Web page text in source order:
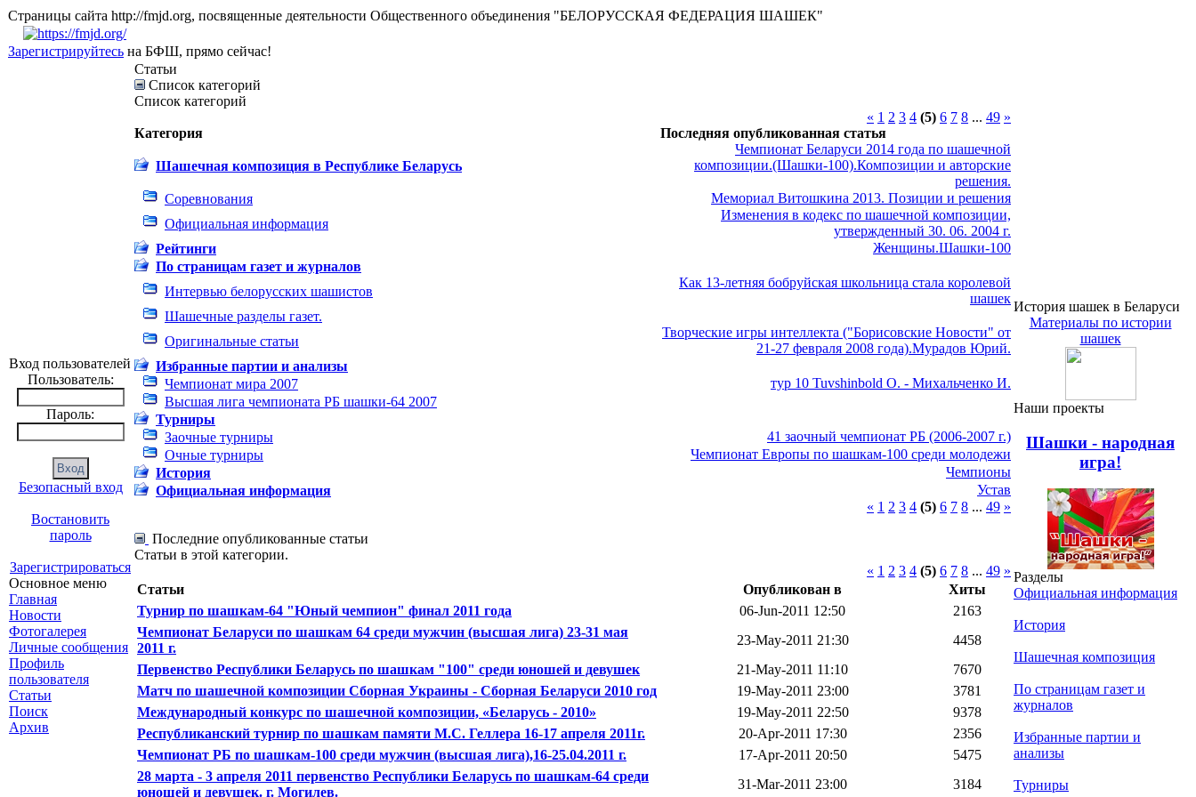
Страницы сайта http://fmjd.org, посвященные деятельности Общественного объединения "БЕЛОРУССКАЯ ФЕДЕРАЦИЯ ШАШЕК"
Зарегистрируйтесь на БФШ, прямо сейчас!
Вход пользователей
Пользователь:
Пароль:
Безопасный вход
Востановить
пароль
Зарегистрироваться
Основное меню
Главная
Новости
Фотогалерея
Личные сообщения
Профиль
пользователя
Статьи
Поиск
Архив
Статьи
Список категорий
Список категорий
« 1 2 3 4 (5) 6 7 8 ... 49 »
Категория
Последняя опубликованная статья
Шашечная композиция в Республике Беларусь
Чемпионат Беларуси 2014 года по шашечной
композиции.(Шашки-100).Композиции и авторские
решения.
Соревнования
Мемориал Витошкина 2013. Позиции и решения
Официальная информация
Изменения в кодекс по шашечной композиции,
утвержденный 30. 06. 2004 г.
Рейтинги
Женщины.Шашки-100
По страницам газет и журналов
Интервью белорусских шашистов
Как 13-летняя бобруйская школьница стала королевой
шашек
Шашечные разделы газет.
Оригинальные статьи
Творческие игры интеллекта ("Борисовские Новости" от
21-27 февраля 2008 года).Мурадов Юрий.
Избранные партии и анализы
Чемпионат мира 2007
тур 10 Tuvshinbold O. - Михальченко И.
Высшая лига чемпионата РБ шашки-64 2007
Турниры
Заочные турниры
41 заочный чемпионат РБ (2006-2007 г.)
Очные турниры
Чемпионат Европы по шашкам-100 среди молодежи
История
Чемпионы
Официальная информация
Устав
« 1 2 3 4 (5) 6 7 8 ... 49 »
Последние опубликованные статьи
Статьи в этой категории.
« 1 2 3 4 (5) 6 7 8 ... 49 »
Статьи
Опубликован в
Хиты
Турнир по шашкам-64 "Юный чемпион" финал 2011 года
06-Jun-2011 12:50
2163
Чемпионат Беларуси по шашкам 64 среди мужчин (высшая лига) 23-31 мая
2011 г.
23-May-2011 21:30
4458
Первенство Республики Беларусь по шашкам "100" среди юношей и девушек
21-May-2011 11:10
7670
Матч по шашечной композиции Сборная Украины - Сборная Беларуси 2010 год
19-May-2011 23:00
3781
Международный конкурс по шашечной композиции, «Беларусь - 2010»
19-May-2011 22:50
9378
Республиканский турнир по шашкам памяти М.С. Геллера 16-17 апреля 2011г.
20-Apr-2011 17:30
2356
Чемпионат РБ по шашкам-100 среди мужчин (высшая лига),16-25.04.2011 г.
17-Apr-2011 20:50
5475
28 марта - 3 апреля 2011 первенство Республики Беларусь по шашкам-64 среди
юношей и девушек. г. Могилев.
31-Mar-2011 23:00 3184
История шашек в Беларуси
Материалы по истории
шашек
Наши проекты
Шашки - народная
игра!
Разделы
Официальная информация
История
Шашечная композиция
По страницам газет и
журналов
Избранные партии и
анализы
Турниры